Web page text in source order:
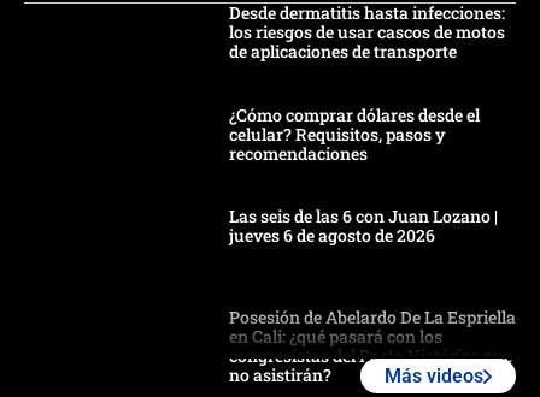
Desde dermatitis hasta infecciones:
los riesgos de usar cascos de motos
de aplicaciones de transporte
¿Cómo comprar dólares desde el
celular? Requisitos, pasos y
recomendaciones
Las seis de las 6 con Juan Lozano |
jueves 6 de agosto de 2026
Posesión de Abelardo De La Espriella
en Cali: ¿qué pasará con los
congresistas del Pacto Histórico que
no asistirán?
Más videos